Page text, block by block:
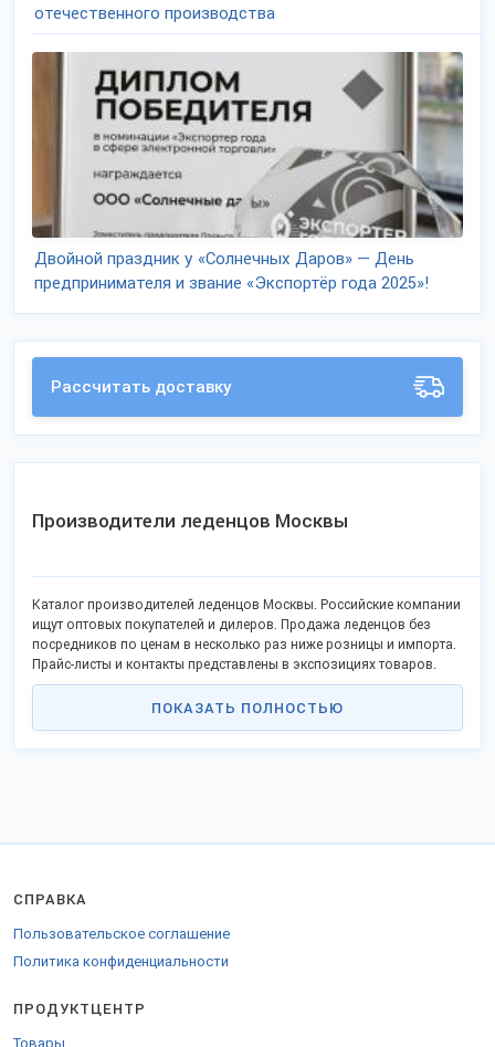
отечественного производства
Двойной праздник у «Солнечных Даров» — День
предпринимателя и звание «Экспортёр года 2025»!
Рассчитать доставку
Производители леденцов Москвы
Каталог производителей леденцов Москвы. Российские компании
ищут оптовых покупателей и дилеров. Продажа леденцов без
посредников по ценам в несколько раз ниже розницы и импорта.
Прайс-листы и контакты представлены в экспозициях товаров.
ПОКАЗАТЬ ПОЛНОСТЬЮ
СПРАВКА
Пользовательское соглашение
Политика конфиденциальности
ПРОДУКТЦЕНТР
Товары